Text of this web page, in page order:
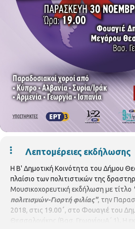
Λεπτομέρειες εκδήλωσης
Η Β' Δημοτική Κοινότητα του Δήμου
πλαίσιο των πολιτιστικών της
Μουσικοχορευτική εκδήλωση με τίτλο
πολιτισμών-Γιορτή φιλίας", την
2018, στις 19.00΄, στο Φουαγιέ του
Θεσσαλονίκης (Βασ. ΓεωργίουΑ΄ 1)
Η